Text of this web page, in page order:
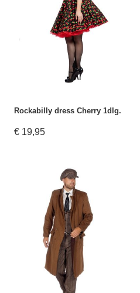
Rockabilly dress Cherry 1dlg.
€ 19,95